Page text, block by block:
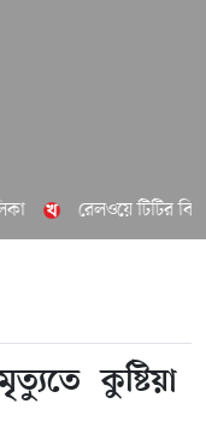
রেলওয়ে টিটির
কুষ্টিয়া